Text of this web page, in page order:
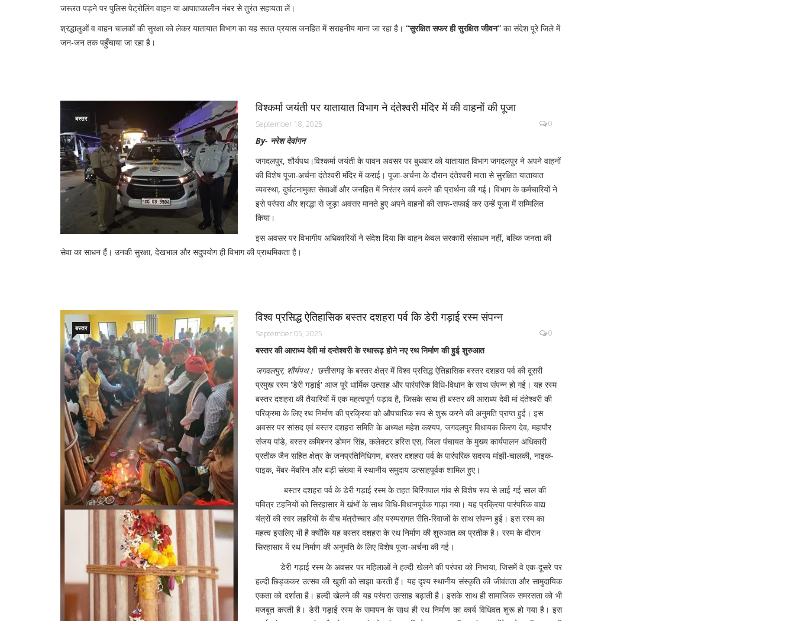
जरूरत पड़ने पर पुलिस पेट्रोलिंग वाहन या आपातकालीन नंबर से तुरंत सहायता लें।
श्रद्धालुओं व वाहन चालकों की सुरक्षा को लेकर यातायात विभाग का यह सतत प्रयास जनहित में सराहनीय माना जा रहा है। “सुरक्षित सफर ही सुरक्षित जीवन” का संदेश पूरे जिले में
जन-जन तक पहुँचाया जा रहा है।
बस्तर
विश्कर्मा जयंती पर यातायात विभाग ने दंतेश्वरी मंदिर में की वाहनों की पूजा
September 18, 2025 0
By- नरेश देवांगन
जगदलपुर, शौर्यपथ।विश्कर्मा जयंती के पावन अवसर पर बुधवार को यातायात विभाग जगदलपुर ने अपने वाहनों
की विशेष पूजा-अर्चना दंतेश्वरी मंदिर में कराई। पूजा-अर्चना के दौरान दंतेश्वरी माता से सुरक्षित यातायात
व्यवस्था, दुर्घटनामुक्त सेवाओं और जनहित में निरंतर कार्य करने की प्रार्थना की गई। विभाग के कर्मचारियों ने
इसे परंपरा और श्रद्धा से जुड़ा अवसर मानते हुए अपने वाहनों की साफ-सफाई कर उन्हें पूजा में सम्मिलित
किया।
इस अवसर पर विभागीय अधिकारियों ने संदेश दिया कि वाहन केवल सरकारी संसाधन नहीं, बल्कि जनता की
सेवा का साधन हैं। उनकी सुरक्षा, देखभाल और सदुपयोग ही विभाग की प्राथमिकता है।
बस्तर
विश्व प्रसिद्ध ऐतिहासिक बस्तर दशहरा पर्व कि डेरी गड़ाई रस्म संपन्न
September 05, 2025 0
बस्तर की आराध्य देवी मां दन्तेश्वरी के रथारूढ़ होने नए रथ निर्माण की हुई शुरुआत
जगदलपुर, शौर्यपथ। छत्तीसगढ़ के बस्तर क्षेत्र में विश्व प्रसिद्ध ऐतिहासिक बस्तर दशहरा पर्व की दूसरी
प्रमुख रस्म 'डेरी गड़ाई' आज पूरे धार्मिक उत्साह और पारंपरिक विधि-विधान के साथ संपन्न हो गई। यह रस्म
बस्तर दशहरा की तैयारियों में एक महत्वपूर्ण पड़ाव है, जिसके साथ ही बस्तर की आराध्य देवी मां दंतेश्वरी की
परिक्रमा के लिए रथ निर्माण की प्रक्रिया को औपचारिक रूप से शुरू करने की अनुमति प्राप्त हुई। इस
अवसर पर सांसद एवं बस्तर दशहरा समिति के अध्यक्ष महेश कश्यप, जगदलपुर विधायक किरण देव, महापौर
संजय पांडे, बस्तर कमिश्नर डोमन सिंह, कलेक्टर हरिस एस, जिला पंचायत के मुख्य कार्यपालन अधिकारी
प्रतीक जैन सहित क्षेत्र के जनप्रतिनिधिगण, बस्तर दशहरा पर्व के पारंपरिक सदस्य मांझी-चालकी, नाइक-
पाइक, मेंबर-मेंबरिन और बड़ी संख्या में स्थानीय समुदाय उत्साहपूर्वक शामिल हुए।
बस्तर दशहरा पर्व के डेरी गड़ाई रस्म के तहत बिरिंगपाल गांव से विशेष रूप से लाई गई साल की
पवित्र टहनियों को सिरहासार में खंभों के साथ विधि-विधानपूर्वक गाड़ा गया। यह प्रक्रिया पारंपरिक वाद्य
यंत्रों की स्वर लहरियों के बीच मंत्रोच्चार और परम्परागत रीति-रिवाजों के साथ संपन्न हुई। इस रस्म का
महत्व इसलिए भी है क्योंकि यह बस्तर दशहरा के रथ निर्माण की शुरुआत का प्रतीक है। रस्म के दौरान
सिरहासार में रथ निर्माण की अनुमति के लिए विशेष पूजा-अर्चना की गई।
डेरी गड़ाई रस्म के अवसर पर महिलाओं ने हल्दी खेलने की परंपरा को निभाया, जिसमें वे एक-दूसरे पर
हल्दी छिड़ककर उत्सव की खुशी को साझा करती हैं। यह दृश्य स्थानीय संस्कृति की जीवंतता और सामुदायिक
एकता को दर्शाता है। हल्दी खेलने की यह परंपरा उत्साह बढ़ाती है। इसके साथ ही सामाजिक समरसता को भी
मजबूत करती है। डेरी गड़ाई रस्म के समापन के साथ ही रथ निर्माण का कार्य विधिवत शुरू हो गया है। इस